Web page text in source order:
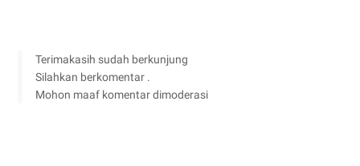
Terimakasih sudah berkunjung
Silahkan berkomentar .
Mohon maaf komentar dimoderasi